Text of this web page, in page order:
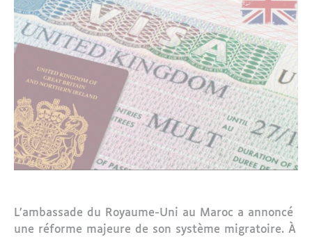
L’ambassade du Royaume-Uni au Maroc a annoncé
une réforme majeure de son système migratoire. À